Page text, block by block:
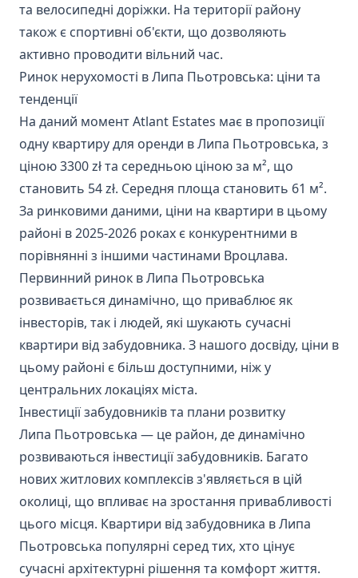
та велосипедні доріжки. На території району
також є спортивні об'єкти, що дозволяють
активно проводити вільний час.
Ринок нерухомості в Липа Пьотровська: ціни та
тенденції
На даний момент Atlant Estates має в пропозиції
одну квартиру для оренди в Липа Пьотровська, з
ціною 3300 zł та середньою ціною за м², що
становить 54 zł. Середня площа становить 61 м².
За ринковими даними, ціни на квартири в цьому
районі в 2025-2026 роках є конкурентними в
порівнянні з іншими частинами Вроцлава.
Первинний ринок в Липа Пьотровська
розвивається динамічно, що приваблює як
інвесторів, так і людей, які шукають сучасні
квартири від забудовника. З нашого досвіду, ціни в
цьому районі є більш доступними, ніж у
центральних локаціях міста.
Інвестиції забудовників та плани розвитку
Липа Пьотровська — це район, де динамічно
розвиваються інвестиції забудовників. Багато
нових житлових комплексів з'являється в цій
околиці, що впливає на зростання привабливості
цього місця. Квартири від забудовника в Липа
Пьотровська популярні серед тих, хто цінує
сучасні архітектурні рішення та комфорт життя.